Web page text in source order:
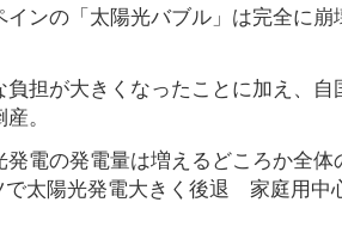
ンの「太陽光バブル」は完全に崩
担が大きくなったことに加え、自
。
電の発電量は増えるどころか全体
で太陽光発電大きく後退 家庭用中